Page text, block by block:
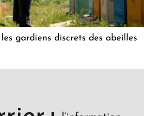
les gardiens discrets des abeilles